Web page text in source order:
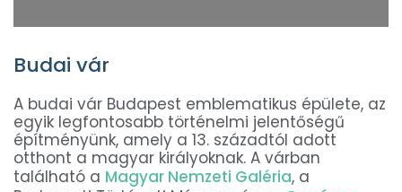
Budai vár
A budai vár Budapest emblematikus épülete, az
egyik legfontosabb történelmi jelentőségű
építményünk, amely a 13. századtól adott
otthont a magyar királyoknak. A várban
található a Magyar Nemzeti Galéria, a